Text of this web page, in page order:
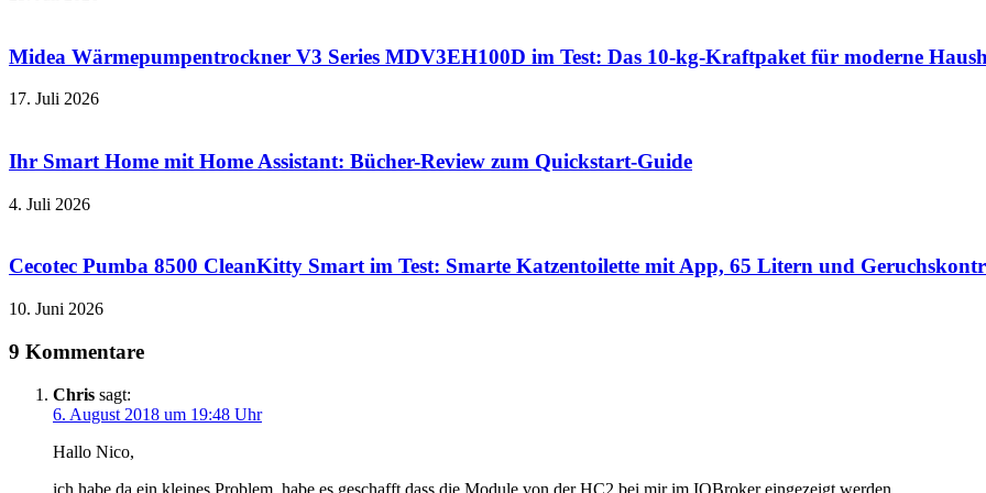
Midea Wärmepumpentrockner V3 Series MDV3EH100D im Test: Das 10-kg-Kraftpaket für moderne
17. Juli 2026
Ihr Smart Home mit Home Assistant: Bücher-Review zum Quickstart-Guide
4. Juli 2026
Cecotec Pumba 8500 CleanKitty Smart im Test: Smarte Katzentoilette mit App, 65 Litern und
10. Juni 2026
9 Kommentare
Chris sagt:
6. August 2018 um 19:48 Uhr
Hallo Nico,
ich habe da ein kleines Problem, habe es geschafft dass die Module von der HC2 bei mir im IOBroker eingezeigt werden.